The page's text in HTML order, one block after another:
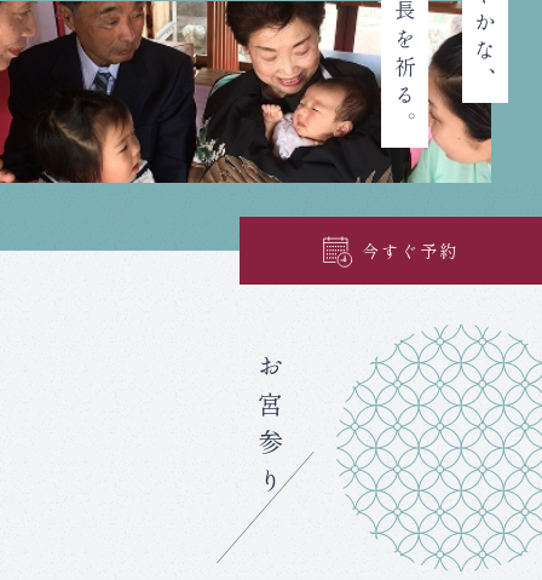
成長を祈る。
今すぐ予約
お宮参り